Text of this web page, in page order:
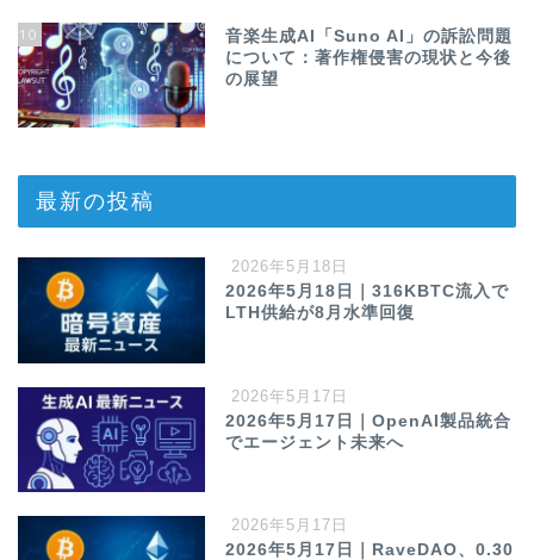
10
音楽生成AI「Suno AI」の訴訟問題
について：著作権侵害の現状と今後
の展望
最新の投稿
2026年5月18日
2026年5月18日｜316KBTC流入で
LTH供給が8月水準回復
2026年5月17日
2026年5月17日｜OpenAI製品統合
でエージェント未来へ
2026年5月17日
2026年5月17日｜RaveDAO、0.30